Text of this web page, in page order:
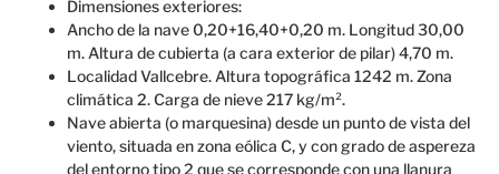
Dimensiones exteriores:
Ancho de la nave 0,20+16,40+0,20 m. Longitud 30,00
m. Altura de cubierta (a cara exterior de pilar) 4,70 m.
Localidad Vallcebre. Altura topográfica 1242 m. Zona
climática 2. Carga de nieve 217 kg/m².
Nave abierta (o marquesina) desde un punto de vista del
viento, situada en zona eólica C, y con grado de aspereza
del entorno tipo 2 que se corresponde con una llanura